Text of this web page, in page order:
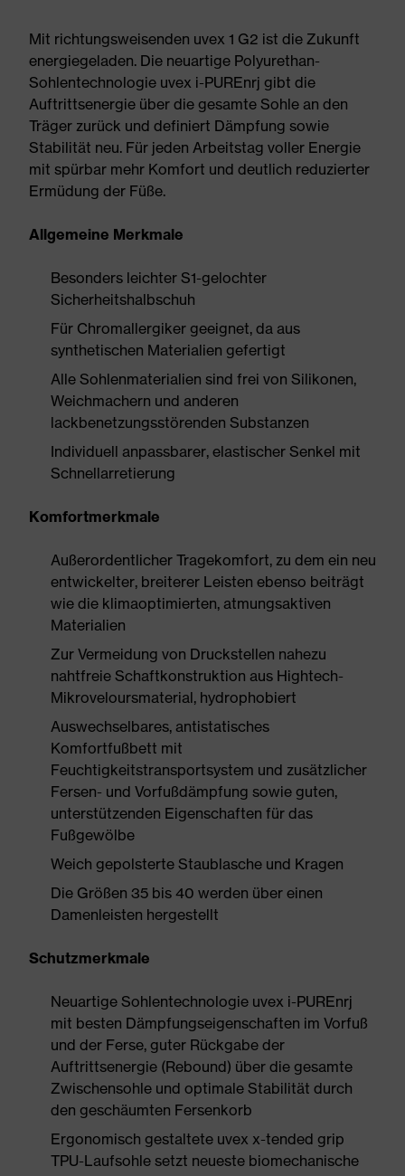
Mit richtungsweisenden uvex 1 G2 ist die Zukunft
energiegeladen. Die neuartige Polyurethan-
Sohlentechnologie uvex i-PUREnrj gibt die
Auftrittsenergie über die gesamte Sohle an den
Träger zurück und definiert Dämpfung sowie
Stabilität neu. Für jeden Arbeitstag voller Energie
mit spürbar mehr Komfort und deutlich reduzierter
Ermüdung der Füße.
Allgemeine Merkmale
Besonders leichter S1-gelochter
Sicherheitshalbschuh
Für Chromallergiker geeignet, da aus
synthetischen Materialien gefertigt
Alle Sohlenmaterialien sind frei von Silikonen,
Weichmachern und anderen
lackbenetzungsstörenden Substanzen
Individuell anpassbarer, elastischer Senkel mit
Schnellarretierung
Komfortmerkmale
Außerordentlicher Tragekomfort, zu dem ein neu
entwickelter, breiterer Leisten ebenso beiträgt
wie die klimaoptimierten, atmungsaktiven
Materialien
Zur Vermeidung von Druckstellen nahezu
nahtfreie Schaftkonstruktion aus Hightech-
Mikroveloursmaterial, hydrophobiert
Auswechselbares, antistatisches
Komfortfußbett mit
Feuchtigkeitstransportsystem und zusätzlicher
Fersen- und Vorfußdämpfung sowie guten,
unterstützenden Eigenschaften für das
Fußgewölbe
Weich gepolsterte Staublasche und Kragen
Die Größen 35 bis 40 werden über einen
Damenleisten hergestellt
Schutzmerkmale
Neuartige Sohlentechnologie uvex i-PUREnrj
mit besten Dämpfungseigenschaften im Vorfuß
und der Ferse, guter Rückgabe der
Auftrittsenergie (Rebound) über die gesamte
Zwischensohle und optimale Stabilität durch
den geschäumten Fersenkorb
Ergonomisch gestaltete uvex x-tended grip
TPU-Laufsohle setzt neueste biomechanische